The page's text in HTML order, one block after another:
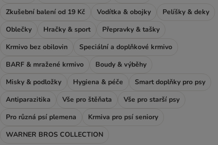
Zkušební balení od 19 Kč
Vodítka & obojky
Pelíšky & deky
Oblečky
Hračky & sport
Přepravky & tašky
Krmivo bez obilovin
Speciální a doplňkové krmivo
BARF & mražené krmivo
Boudy & výběhy
Misky & podložky
Hygiena & péče
Smart doplňky pro psy
Antiparazitika
Vše pro štěňata
Vše pro starší psy
Pro různá psí plemena
Krmiva pro psí seniory
WARNER BROS COLLECTION